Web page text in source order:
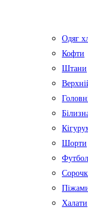
Одяг
Кофти
Штани
Шорти
Халати